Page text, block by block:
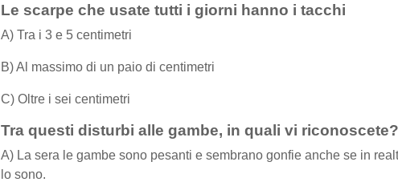
Le scarpe che usate tutti i giorni hanno i tacchi
A) Tra i 3 e 5 centimetri
B) Al massimo di un paio di centimetri
C) Oltre i sei centimetri
Tra questi disturbi alle gambe, in quali vi riconoscete?
A) La sera le gambe sono pesanti e sembrano gonfie anche se in
lo sono.